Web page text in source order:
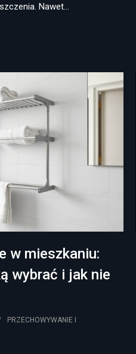
Nawet…
w mieszkaniu:
wybrać i jak nie
PRZECHOWYWANIE I